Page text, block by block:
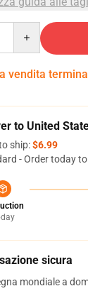
vendita
to United
ship:$6.99
- Order today
sicura
mondiale a